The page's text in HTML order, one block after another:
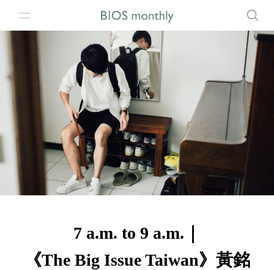
7 a.m. to 9 a.m.｜
《The Big Issue Taiwan》黃銘